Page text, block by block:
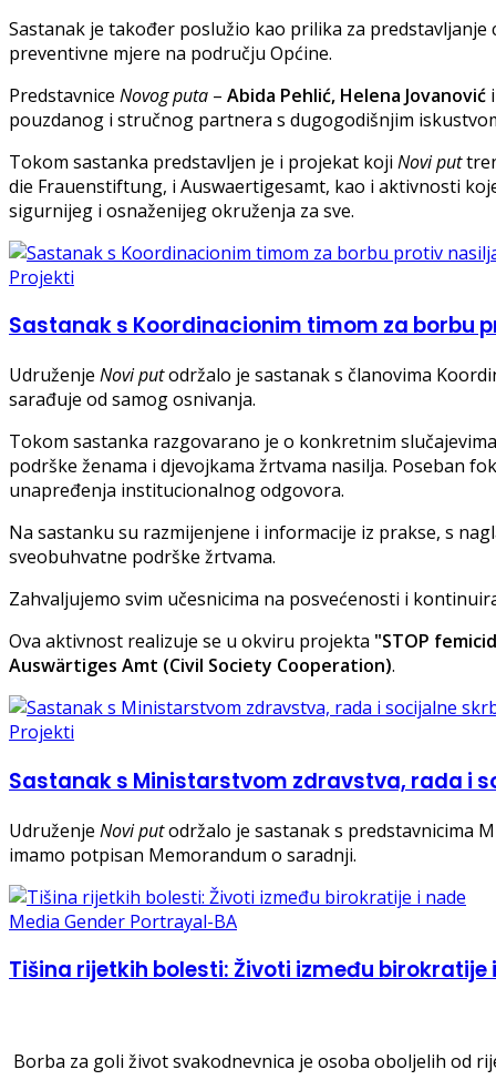
Sastanak je također poslužio kao prilika za
preventivne mjere na području Općine.
Predstavnice Novog puta – Abida Pehlić, Helena Jovanović
pouzdanog i stručnog partnera s dugogodišnjim
Tokom sastanka predstavljen je i projekat koji Novi put
die Frauenstiftung, i Auswaertigesamt, kao i aktivnosti
sigurnijeg i osnaženijeg okruženja za sve.
Projekti
Sastanak s Koordinacionim timom za borbu
Udruženje Novi putodržalo je sastanak s članovima
sarađuje od samog osnivanja.
Tokom sastanka razgovarano je o konkretnim
podrške ženama i djevojkama žrtvama nasilja. Poseban
unapređenja institucionalnog odgovora.
Na sastanku su razmijenjene i informacije iz prakse, s
sveobuhvatne podrške žrtvama.
Zahvaljujemo svim učesnicima na posvećenosti i
Ova aktivnost realizuje se u okviru projekta "STOP
Auswärtiges Amt (Civil Society Cooperation).
Projekti
Sastanak s Ministarstvom zdravstva, rada i
Udruženje Novi putodržalo je sastanak s predstavnicima
imamo potpisan Memorandum o saradnji.
Media Gender Portrayal-BA
Tišina rijetkih bolesti: Životi između birokratije
Borba za goli život svakodnevnica je osoba oboljelih od